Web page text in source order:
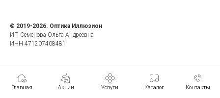
Главная Акции Услуги Каталог Контакты
© 2019-2026. Оптика Иллюзион
ИП Семенова Ольга Андреевна
ИНН 471207408481